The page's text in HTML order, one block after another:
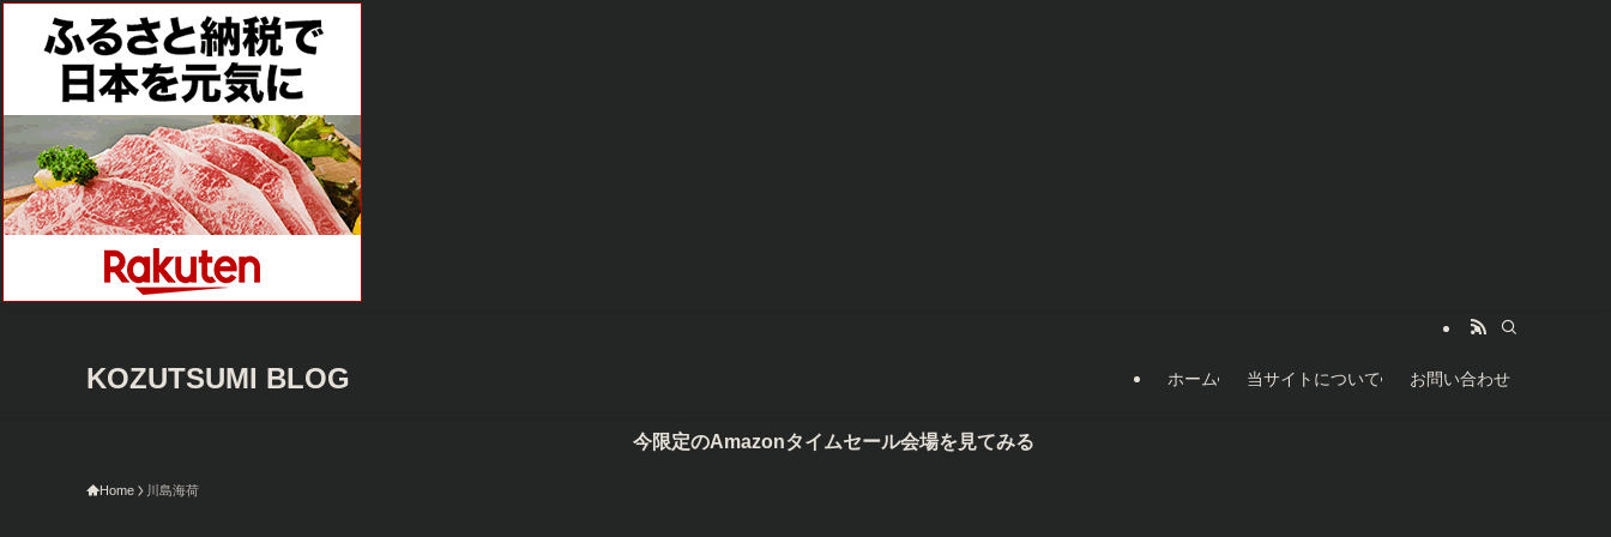
KOZUTSUMI BLOG ホーム 当サイトについて お問い合わせ
今限定のAmazonタイムセール会場を見てみる
Home 川島海荷